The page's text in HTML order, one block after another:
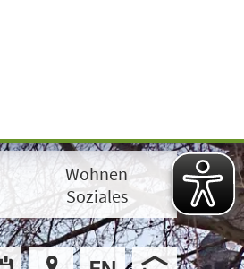
Wohnen
Soziales